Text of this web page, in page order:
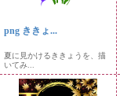
png ききょ...
夏に見かけるききょうを、描
いてみ...